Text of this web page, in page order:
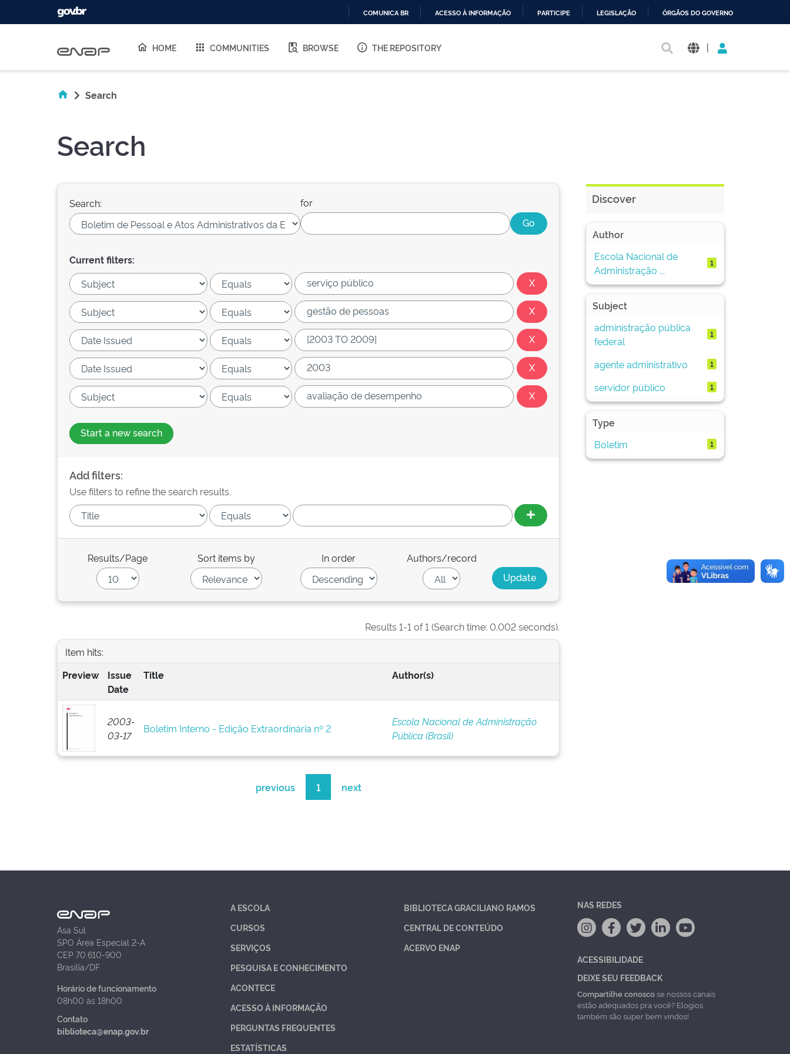
O
COMUNICA BR ACESSO À INFORMAÇÃO PARTICIPE LEGISLAÇÃO ÓRGÃOS DO GOVERNO
HOME COMMUNITIES BROWSE THE REPOSITORY |
Search
Search
Search: for
Current filters:
Start a new search
Add filters:
Use filters to refine the search results.
Results/Page Sort items by In order Authors/record
Results 1-1 of 1 (Search time: 0.002 seconds).
Item hits:
Preview
Issue
Date
Title Author(s)
2003-
03-17
Boletim Interno - Edição Extraordinária nº 2
Escola Nacional de Administração
Pública (Brasil)
previous 1 next
Discover
Author
Escola Nacional de
Administração ...
1
Subject
administração pública
federal
1
agente administrativo 1
servidor público 1
Type
Boletim
1
Asa Sul
SPO Área Especial 2-A
CEP 70.610-900
Brasília/DF
Horário de funcionamento
08h00 às 18h00
Contato
biblioteca@enap.gov.br
A ESCOLA
CURSOS
SERVIÇOS
PESQUISA E CONHECIMENTO
ACONTECE
ACESSO À INFORMAÇÃO
PERGUNTAS FREQUENTES
ESTATÍSTICAS
BIBLIOTECA GRACILIANO RAMOS
CENTRAL DE CONTEÚDO
ACERVO ENAP
NAS REDES
ACESSIBILIDADE
DEIXE SEU FEEDBACK
Compartilhe conoscose nossos canais
estão adequados pra você? Elogios
também são super bem vindos!